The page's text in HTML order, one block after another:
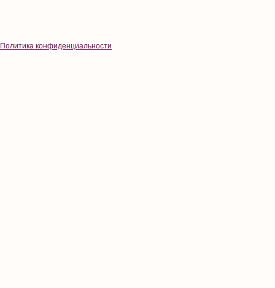
Политика конфиденциальности